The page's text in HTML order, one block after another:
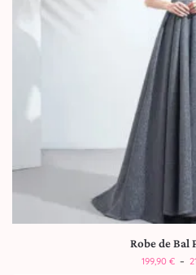
Robe de Bal
199,90 € –